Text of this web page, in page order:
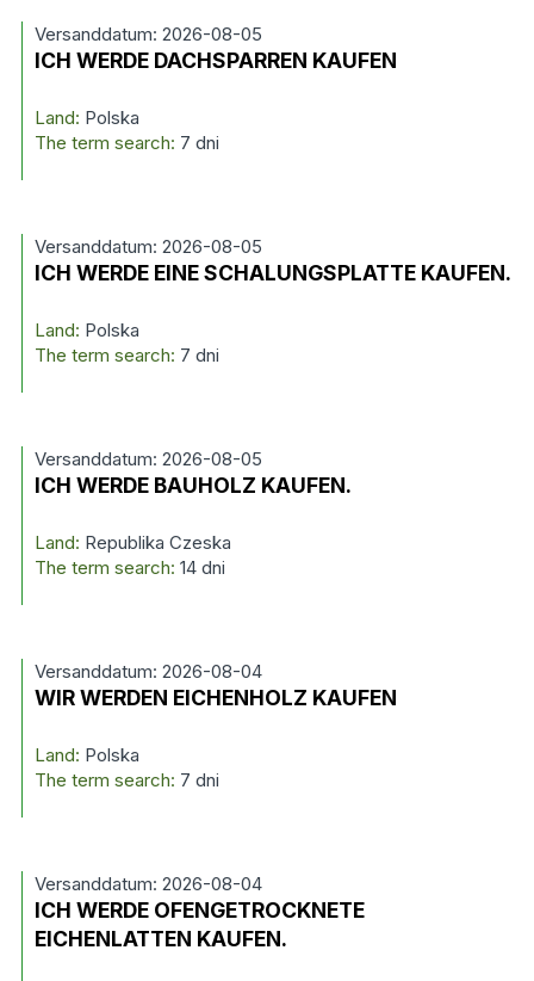
Versanddatum: 2026-08-05
ICH WERDE DACHSPARREN KAUFEN
Land: Polska
The term search: 7 dni
Versanddatum: 2026-08-05
ICH WERDE EINE SCHALUNGSPLATTE KAUFEN.
Land: Polska
The term search: 7 dni
Versanddatum: 2026-08-05
ICH WERDE BAUHOLZ KAUFEN.
Land: Republika Czeska
The term search: 14 dni
Versanddatum: 2026-08-04
WIR WERDEN EICHENHOLZ KAUFEN
Land: Polska
The term search: 7 dni
Versanddatum: 2026-08-04
ICH WERDE OFENGETROCKNETE
EICHENLATTEN KAUFEN.